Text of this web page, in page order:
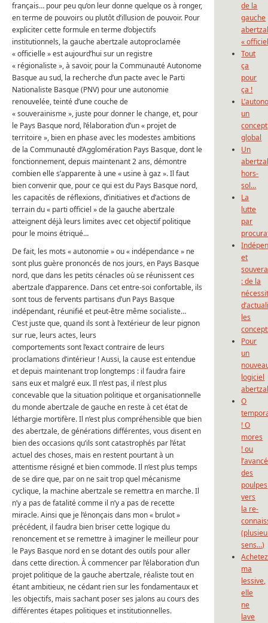
français… pour peu qu’on leur donne quelque os à ronger,
en terme de pouvoirs ou plutôt d’illusion de pouvoir. Pour
expliciter cette formule en terme d’objectifs
institutionnels, la gauche abertzale autoproclamée
« officielle » est aujourd’hui sur un registre
« régionaliste », à savoir, pour la Communauté Autonome
Basque au sud, la recherche d’un pacte avec le Parti
Nationaliste Basque (PNV) pour une autonomie
renouvelée, teinté d’une couche de
« souverainisme », juste pour donner le change, et, pour
le Pays Basque nord, l’élaboration d’un « projet de
territoire », bien en phase avec les modestes ambitions
de la Communauté d’Agglomération Pays Basque, dont le
fonctionnement, depuis maintenant 2 ans, démontre
combien elle s’apparente à une « usine à gaz ». Il faut
bien convenir que, pour ce qui est du Pays Basque nord,
les capacités de réflexions, d’initiatives et d’actions de
terrain du « parti officiel » de la gauche abertzale
atteignent déjà leurs limites avec cet objectif politique
pour le moins étriqué…
De fait, les mots « autonomie » ou « indépendance » ne
sont plus guère prononcés de nos jours, en Pays Basque
nord, que dans les petits cénacles où se réunissent ces
abertzale d’apparence. Dans cet entre-soi confortable, ils
sont tous de fervents partisans d’un Pays Basque
indépendant, réunifié et peut-être même socialiste…
C’est juste que, quand ils sont à l’extérieur de leur pignon
sur rue, leurs actes, leurs
comportements sont l’exact contraire de leurs
proclamations d’intérieur ! Aussi, la cause est entendue
et depuis maintenant trop longtemps : il faudra faire
sans eux et malgré eux. Il n’est pas, il n’est plus
concevable que la situation politique et organisationnelle
du monde abertzale de gauche en reste à cet état de
léthargie mortifère. Il n’est plus compréhensible que bien
des abertzale, de générations différentes, vous disent en
bien des occasions qu’ils sont catastrophés par l’état
actuel des choses, mais en restent pourtant à un
attentisme résigné et bien commode. Il n’est plus temps
de se dire que, par on ne sait trop quel mécanisme
cyclique, la machine abertzale se remettra en marche. Il
n’y a pas de fatalité comme il n’y a pas de recette
miracle. Ainsi que je l’énonçais dans mon « brulot »
précédent, il faudra bien briser cette logique du
renoncement et se remettre à imaginer le meilleur pour
le Pays Basque nord en se dotant des outils pour aller
dans cette direction. À commencer par l’élaboration d’un
projet politique de la gauche abertzale, réaliste tout en
étant ambitieux, ne cédant rien sur les fondamentaux et
les objectifs, mais sachant poser ses jalons au cours des
différentes étapes politiques et institutionnelles.
de la
gauche
«
Tout
ça
pour
ça !
un
concept
global
Un
hors-
sol…
La
lutte
par
et
: de la
les
Pour
un
logiciel
O
! O
mores
! ou
des
poulpes
vers
la re-
sens…)
Achetez
ma
lessive,
elle
ne
lave